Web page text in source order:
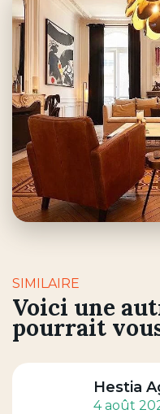
SIMILAIRE
Voici une
pourrait
Hestia
4 août